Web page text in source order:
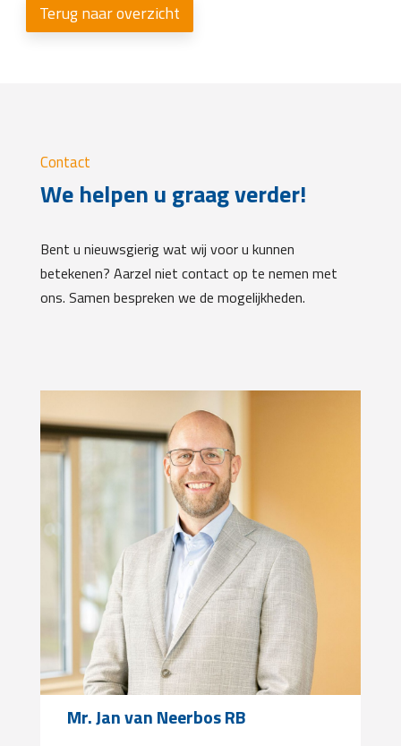
Terug naar overzicht
Contact
We helpen u graag verder!
Bent u nieuwsgierig wat wij voor u kunnen
betekenen? Aarzel niet contact op te nemen met
ons. Samen bespreken we de mogelijkheden.
Mr. Jan van Neerbos RB